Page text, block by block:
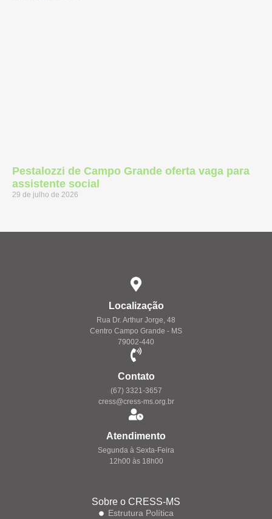
Pestalozzi de Campo Grande oferta vaga para
assistente social
29 de julho de 2026
Localização
Rua Dr. Arthur Jorge, 48
Centro Campo Grande - MS
79002-440
Contato
(67) 3321-3657
cress@cress-ms.org.br
Atendimento
Segunda à Sexta-Feira
12h00 às 18h00
Sobre o CRESS-MS
Estrutura Política